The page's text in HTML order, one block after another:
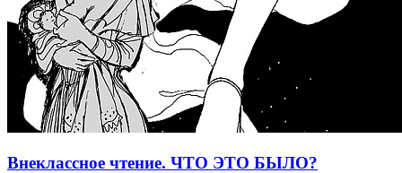
Внеклассное чтение. ЧТО ЭТО БЫЛО?